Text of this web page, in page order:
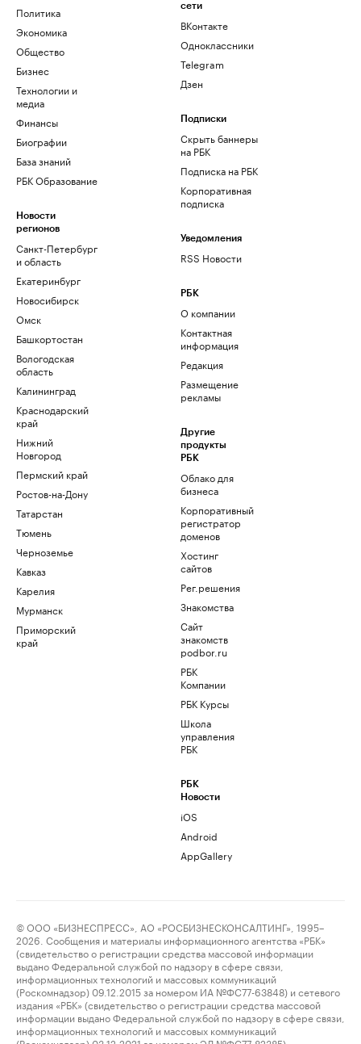
Политика
Экономика
Общество
Бизнес
Технологии и
медиа
Финансы
Биографии
База знаний
РБК Образование
Новости
регионов
Санкт-Петербург
и область
Екатеринбург
Новосибирск
Омск
Башкортостан
Вологодская
область
Калининград
Краснодарский
край
Нижний
Новгород
Пермский край
Ростов-на-Дону
Татарстан
Тюмень
Черноземье
Кавказ
Карелия
Мурманск
Приморский
край
сети
ВКонтакте
Одноклассники
Telegram
Дзен
Подписки
Скрыть баннеры
на РБК
Подписка на РБК
Корпоративная
подписка
Уведомления
RSS Новости
РБК
О компании
Контактная
информация
Редакция
Размещение
рекламы
Другие
продукты
РБК
Облако для
бизнеса
Корпоративный
регистратор
доменов
Хостинг
сайтов
Рег.решения
Знакомства
Сайт
знакомств
podbor.ru
РБК
Компании
РБК Курсы
Школа
управления
РБК
РБК
Новости
iOS
Android
AppGallery
© ООО «БИЗНЕСПРЕСС», АО «РОСБИЗНЕСКОНСАЛТИНГ», 1995–
2026. Сообщения и материалы информационного агентства «РБК»
(свидетельство о регистрации средства массовой информации
выдано Федеральной службой по надзору в сфере связи,
информационных технологий и массовых коммуникаций
(Роскомнадзор) 09.12.2015 за номером ИА №ФС77-63848) и сетевого
издания «РБК» (свидетельство о регистрации средства массовой
информации выдано Федеральной службой по надзору в сфере связи,
информационных технологий и массовых коммуникаций